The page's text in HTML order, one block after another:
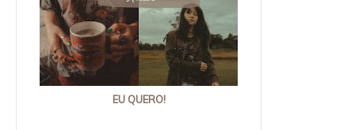
EU QUERO!